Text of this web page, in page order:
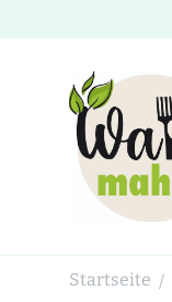
Startseite /